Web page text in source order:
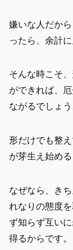
嫌いな人だか
ったら、余計
そんな時こそ
ができれば、
ながるでしょう
形だけでも整
が芽生え始める
なぜなら、き
れなりの態度
ず知らず互い
得るからです。